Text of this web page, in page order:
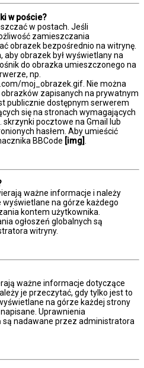
w poście?
w postach. Jeśli
zamieszczania
obrazek bezpośrednio na witrynę.
aby obrazek był wyświetlany na
do obrazka umieszczonego na
np.
moj_obrazek.gif. Nie można
zapisanych na prywatnym
publicznie dostępnym serwerem
się na stronach wymagających
skrzynki pocztowe na Gmail lub
hasłem. Aby umieścić
BBCode [img].
ważne informacje i należy
wyświetlane na górze każdego
kontem użytkownika.
ogłoszeń globalnych są
witryny.
ważne informacje dotyczące
je przeczytać, gdy tylko jest to
na górze każdej strony
Uprawnienia
są nadawane przez administratora